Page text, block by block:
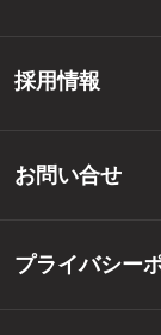
採用情報
お問い合せ
プライバシー